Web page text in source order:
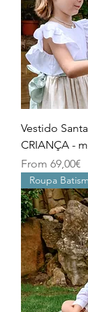
Vestido
CRIANÇA -
Price
From 69,00€